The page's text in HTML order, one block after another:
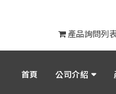
產品詢問列
首頁 公司介紹